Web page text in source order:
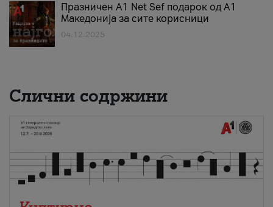
Празничен A1 Net Sеf подарок од А1
Македонија за сите корисници
04.12.2025
Слични содржини